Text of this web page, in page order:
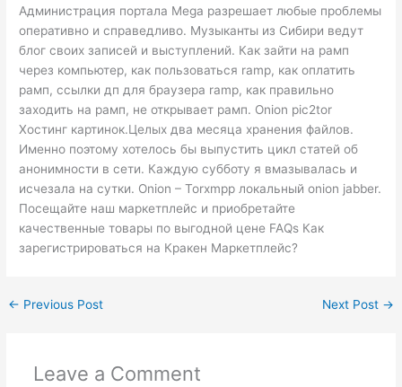
Администрация портала Mega разрешает любые проблемы
оперативно и справедливо. Музыканты из Сибири ведут
блог своих записей и выступлений. Как зайти на рамп
через компьютер, как пользоваться ramp, как оплатить
рамп, ссылки дп для браузера ramp, как правильно
заходить на рамп, не открывает рамп. Onion pic2tor
Хостинг картинок.Целых два месяца хранения файлов.
Именно поэтому хотелось бы выпустить цикл статей об
анонимности в сети. Каждую субботу я вмазывалась и
исчезала на сутки. Onion – Torxmpp локальный onion jabber.
Посещайте наш маркетплейс и приобретайте
качественные товары по выгодной цене FAQs Как
зарегистрироваться на Кракен Маркетплейс?
← Previous Post Next Post →
Leave a Comment